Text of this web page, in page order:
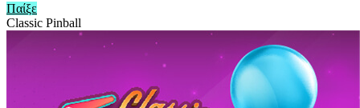
Παίξε
Classic Pinball